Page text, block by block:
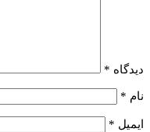
دیدگاه *
نام *
ایمیل *